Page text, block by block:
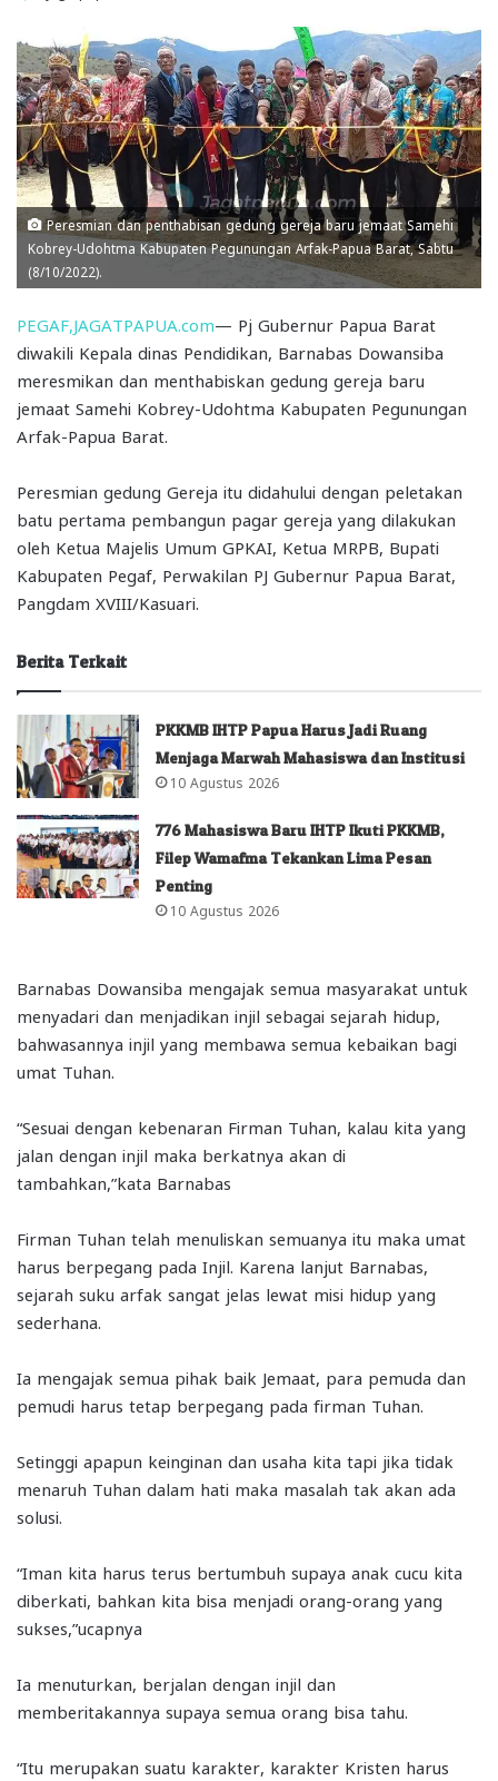
Peresmian dan penthabisan gedung gereja baru jemaat Samehi
Kobrey-Udohtma Kabupaten Pegunungan Arfak-Papua Barat, Sabtu
(8/10/2022).
PEGAF,JAGATPAPUA.com— Pj Gubernur Papua Barat
diwakili Kepala dinas Pendidikan, Barnabas Dowansiba
meresmikan dan menthabiskan gedung gereja baru
jemaat Samehi Kobrey-Udohtma Kabupaten Pegunungan
Arfak-Papua Barat.
Peresmian gedung Gereja itu didahului dengan peletakan
batu pertama pembangun pagar gereja yang dilakukan
oleh Ketua Majelis Umum GPKAI, Ketua MRPB, Bupati
Kabupaten Pegaf, Perwakilan PJ Gubernur Papua Barat,
Pangdam XVIII/Kasuari.
Berita Terkait
PKKMB IHTP Papua Harus Jadi Ruang
Menjaga Marwah Mahasiswa dan Institusi
10 Agustus 2026
776 Mahasiswa Baru IHTP Ikuti PKKMB,
Filep Wamafma Tekankan Lima Pesan
Penting
10 Agustus 2026
Barnabas Dowansiba mengajak semua masyarakat untuk
menyadari dan menjadikan injil sebagai sejarah hidup,
bahwasannya injil yang membawa semua kebaikan bagi
umat Tuhan.
“Sesuai dengan kebenaran Firman Tuhan, kalau kita yang
jalan dengan injil maka berkatnya akan di
tambahkan,”kata Barnabas
Firman Tuhan telah menuliskan semuanya itu maka umat
harus berpegang pada Injil. Karena lanjut Barnabas,
sejarah suku arfak sangat jelas lewat misi hidup yang
sederhana.
Ia mengajak semua pihak baik Jemaat, para pemuda dan
pemudi harus tetap berpegang pada firman Tuhan.
Setinggi apapun keinginan dan usaha kita tapi jika tidak
menaruh Tuhan dalam hati maka masalah tak akan ada
solusi.
“Iman kita harus terus bertumbuh supaya anak cucu kita
diberkati, bahkan kita bisa menjadi orang-orang yang
sukses,”ucapnya
Ia menuturkan, berjalan dengan injil dan
memberitakannya supaya semua orang bisa tahu.
“Itu merupakan suatu karakter, karakter Kristen harus